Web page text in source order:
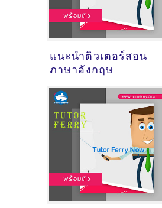
แนะนำติวเตอร์สอน
ภาษาอังกฤษ